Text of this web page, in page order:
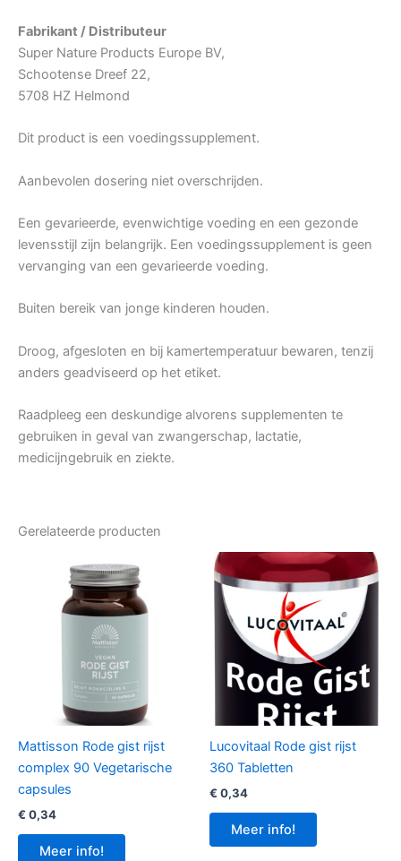
Fabrikant / Distributeur
Super Nature Products Europe BV,
Schootense Dreef 22,
5708 HZ Helmond
Dit product is een voedingssupplement.
Aanbevolen dosering niet overschrijden.
Een gevarieerde, evenwichtige voeding en een gezonde
levensstijl zijn belangrijk. Een voedingssupplement is geen
vervanging van een gevarieerde voeding.
Buiten bereik van jonge kinderen houden.
Droog, afgesloten en bij kamertemperatuur bewaren, tenzij
anders geadviseerd op het etiket.
Raadpleeg een deskundige alvorens supplementen te
gebruiken in geval van zwangerschap, lactatie,
medicijngebruik en ziekte.
Gerelateerde producten
Mattisson Rode gist rijst
complex 90 Vegetarische
capsules
€ 0,34
Meer info!
Lucovitaal Rode gist rijst
360 Tabletten
€ 0,34
Meer info!